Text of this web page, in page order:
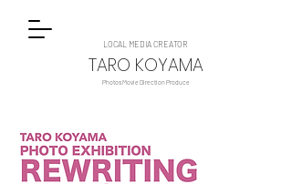
LOCAL MEDIA CREATOR
TARO KOYAMA
Photos Movie Direction Produce